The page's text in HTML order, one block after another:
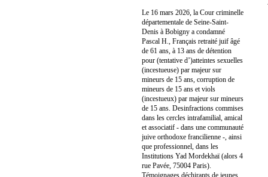
Le 16 mars 2026, la Cour criminelle
départementale de Seine-Saint-
Denis à Bobigny a condamné
Pascal H., Français retraité juif âgé
de 61 ans, à 13 ans de détention
pour (tentative d’)atteintes sexuelles
(incestueuse) par majeur sur
mineurs de 15 ans, corruption de
mineurs de 15 ans et viols
(incestueux) par majeur sur mineurs
de 15 ans. Desinfractions commises
dans les cercles intrafamilial, amical
et associatif - dans une communauté
juive orthodoxe francilienne -, ainsi
que professionnel, dans les
Institutions Yad Mordekhaï (alors 4
rue Pavée, 75004 Paris).
Témoignages déchirants de jeunes